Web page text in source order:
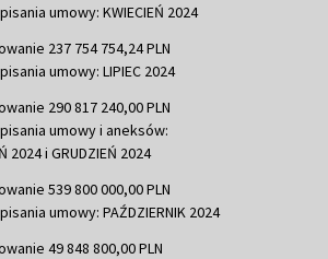
umowy: KWIECIEŃ 2024
237 754 754,24 PLN
umowy: LIPIEC 2024
290 817 240,00 PLN
umowy i aneksów:
2024 i GRUDZIEŃ 2024
539 800 000,00 PLN
umowy: PAŹDZIERNIK 2024
49 848 800,00 PLN